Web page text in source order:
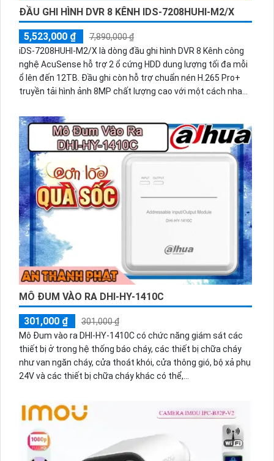
ĐẦU GHI HÌNH DVR 8 KÊNH IDS-7208HUHI-M2/X
5,523,000 ₫
7,890,000 ₫
iDS-7208HUHI-M2/X là dòng đầu ghi hình DVR 8 Kênh công
nghệ AcuSense hỗ trợ 2 ổ cứng HDD dung lượng tối đa mỗi
ổ lên đến 12TB. Đầu ghi còn hỗ trợ chuẩn nén H.265 Pro+
truyền tải hình ảnh 8MP chất lượng cao với một cách nhanh
người vật đảm bảo an ninh hiệu quả.
MÔ ĐUM VÀO RA DHI-HY-1410C
301,000 ₫
301,000 ₫
Mô Đum vào ra DHI-HY-1410C có chức năng giám sát các
thiết bị ở trong hệ thống báo cháy, các thiết bị chữa cháy
như van ngăn cháy, cửa thoát khói, cửa thông gió, bộ xả phụ
24V và các thiết bị chữa cháy khác có thể,...